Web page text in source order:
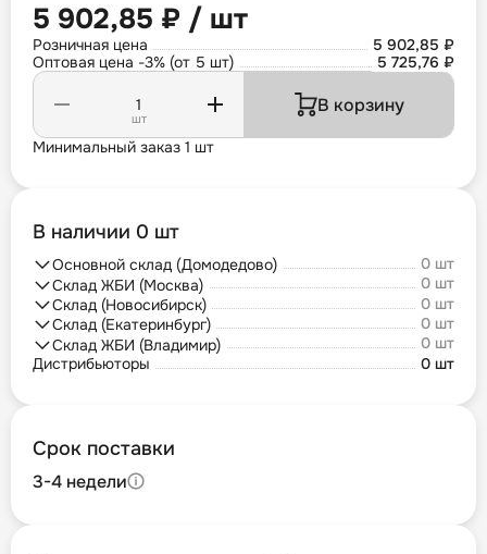
5 902,85 ₽ / шт
Розничная цена
5 902,85 ₽
Оптовая цена -3% (от 5 шт)
5 725,76 ₽
шт
В корзину
Минимальный заказ 1 шт
В наличии 0 шт
Основной склад (Домодедово)
0 шт
Склад ЖБИ (Москва)
0 шт
Склад (Новосибирск)
0 шт
Склад (Екатеринбург)
0 шт
Склад ЖБИ (Владимир)
0 шт
Дистрибьюторы
0 шт
Срок поставки
3-4 недели